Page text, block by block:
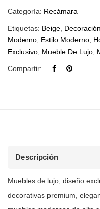
Categoría: Recámara
Etiquetas: Beige
Moderno Estilo Moderno
Exclusivo Mueble De Lujo
Compartir:
Descripción
Muebles de lujo, diseño
decorativas premium,